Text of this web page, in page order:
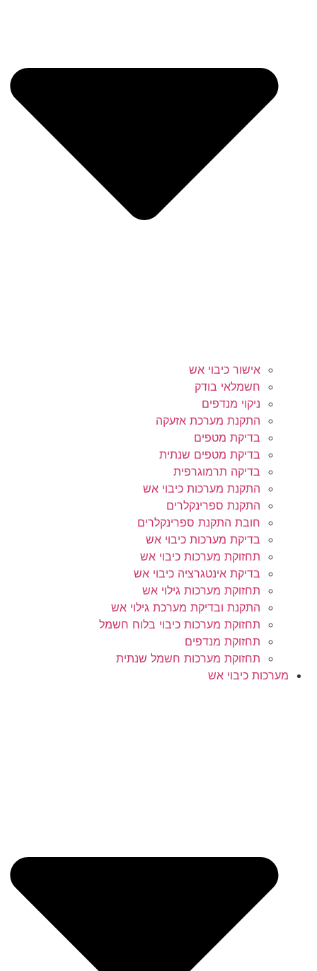
אישור כיבוי אש
חשמלאי בודק
ניקוי מנדפים
התקנת מערכת אזעקה
בדיקת מטפים
בדיקת מטפים שנתית
בדיקה תרמוגרפית
התקנת מערכות כיבוי אש
התקנת ספרינקלרים
חובת התקנת ספרינקלרים
בדיקת מערכות כיבוי אש
תחזוקת מערכות כיבוי אש
בדיקת אינטגרציה כיבוי אש
תחזוקת מערכות גילוי אש
התקנת ובדיקת מערכת גילוי אש
תחזוקת מערכות כיבוי בלוח חשמל
תחזוקת מנדפים
תחזוקת מערכות חשמל שנתית
מערכות כיבוי אש